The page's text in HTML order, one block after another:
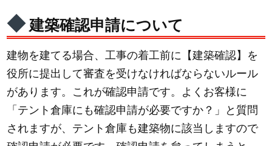
建築確認申請について
建物を建てる場合、工事の着工前に【建築確認】を
役所に提出して審査を受けなければならないルール
があります。これが確認申請です。よくお客様に
「テント倉庫にも確認申請が必要ですか？」と質問
されますが、テント倉庫も建築物に該当しますので